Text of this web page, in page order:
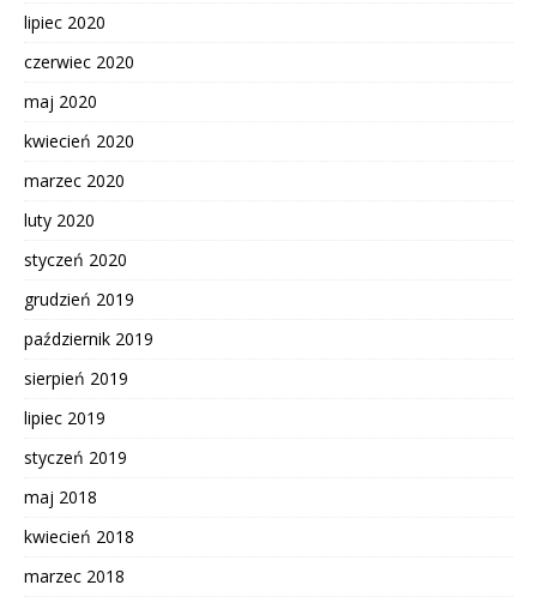
lipiec 2020
czerwiec 2020
maj 2020
kwiecień 2020
marzec 2020
luty 2020
styczeń 2020
grudzień 2019
październik 2019
sierpień 2019
lipiec 2019
styczeń 2019
maj 2018
kwiecień 2018
marzec 2018